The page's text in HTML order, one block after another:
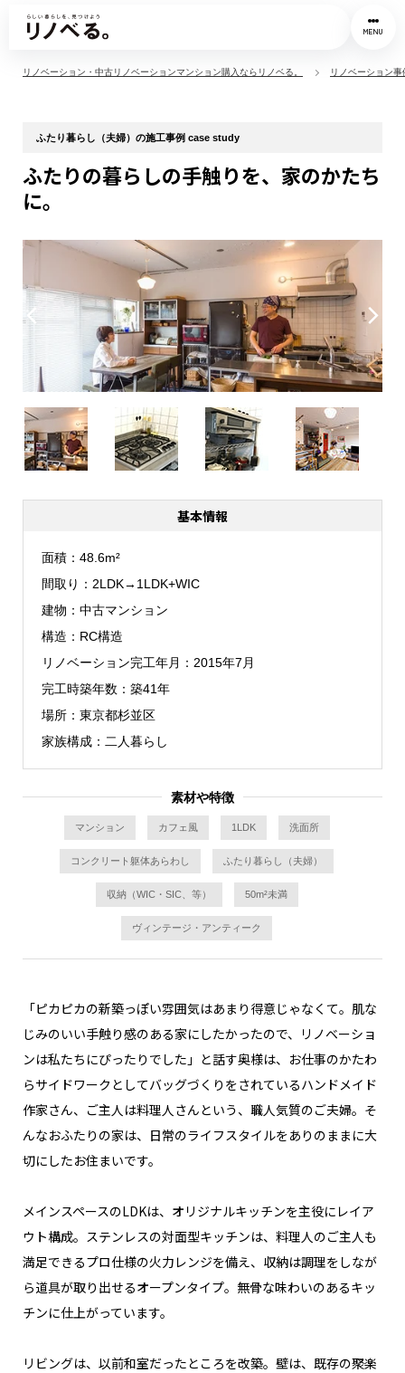
MENU
リノベーション・中古リノベーションマンション購入ならリノベる。 リノベーション事
ふたり暮らし（夫婦）の施工事例 case study
ふたりの暮らしの手触りを、家のかたち
に。
「ピカピカの新築っぽい雰囲気はあまり得意じゃなくて。肌な
じみのいい手触り感のある家にしたかったので、リノベーショ
ンは私たちにぴったりでした」と話す奥様は、お仕事のかたわ
らサイドワークとしてバッグづくりをされているハンドメイド
作家さん、ご主人は料理人さんという、職人気質のご夫婦。そ
んなおふたりの家は、日常のライフスタイルをありのままに大
切にしたお住まいです。
メインスペースのLDKは、オリジナルキッチンを主役にレイア
ウト構成。ステンレスの対面型キッチンは、料理人のご主人も
満足できるプロ仕様の火力レンジを備え、収納は調理をしなが
ら道具が取り出せるオープンタイプ。無骨な味わいのあるキッ
チンに仕上がっています。
リビングは、以前和室だったところを改築。壁は、既存の聚楽
基本情報
面積
48.6m²
間取り
2LDK→1LDK+WIC
建物
中古マンション
構造
RC構造
リノベーション完工年月
2015年7月
完工時築年数
築41年
場所
東京都杉並区
家族構成
二人暮らし
素材や特徴
マンション カフェ風 1LDK 洗面所
コンクリート躯体あらわし ふたり暮らし（夫婦）
収納（WIC・SIC、等） 50m²未満
ヴィンテージ・アンティーク